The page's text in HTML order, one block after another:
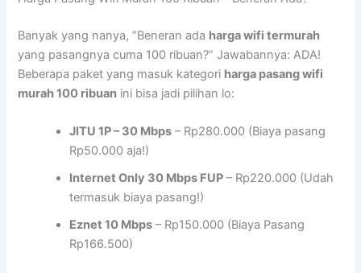
Banyak yang nanya, “Beneran ada harga wifi termurah
yang pasangnya cuma 100 ribuan?” Jawabannya: ADA!
Beberapa paket yang masuk kategori harga pasang wifi
murah 100 ribuan ini bisa jadi pilihan lo:
JITU 1P – 30 Mbps – Rp280.000 (Biaya pasang
Rp50.000 aja!)
Internet Only 30 Mbps FUP – Rp220.000 (Udah
termasuk biaya pasang!)
Eznet 10 Mbps – Rp150.000 (Biaya Pasang
Rp166.500)